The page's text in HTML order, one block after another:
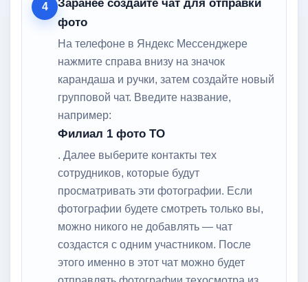
4
Заранее создайте чат для отправки
фото
На телефоне в Яндекс Мессенджере
нажмите справа внизу на значок
карандаша и ручки, затем создайте новый
групповой чат. Введите название,
например:
Филиал 1 фото ТО
. Далее выберите контакты тех
сотрудников, которые будут
просматривать эти фотографии. Если
фотографии будете смотреть только вы,
можно никого не добавлять — чат
создастся с одним участником. После
этого именно в этот чат можно будет